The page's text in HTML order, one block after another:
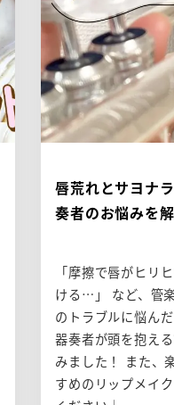
唇荒れとサヨナ
奏者のお悩みを
「摩擦で唇がヒリ
ける…」 など、管
のトラブルに悩ん
器奏者が頭を抱え
みました！ また、
すめのリップメイ